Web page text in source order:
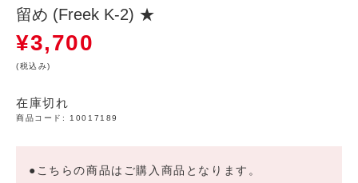
留め (Freek K-2) ★
¥3,700
(税込み)
在庫切れ
商品コード: 10017189
●こちらの商品はご購入商品となります。